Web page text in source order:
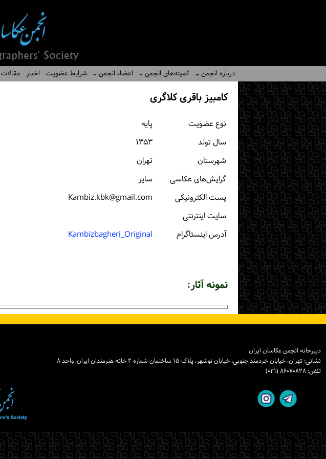
درباره انجمن کمیته‌های انجمن اعضاء انجمن شرایط عضویت اخبار مقالات
کامبیز باقری کلاگری
نوع عضویت
پایه
سال تولد
۱۳۵۳
شهرستان
تهران
گرایش‌های عکاسی
سایر
پست الكترونیكی
Kambiz.kbk@gmail.com
سایت اینترنتی
آدرس اینستاگرام
Kambizbagheri_Original
نمونه آثار:
دبیرخانه انجمن عکاسان ایران
نشانی: تهران، خیابان خردمند جنوبی، خیابان نوشهر، پلاک ۱۵ ساختمان شماره ۲ خانه هنرمندان ایران، واحد ۸
تلفن: ۸۶۰۷۰۸۲۸ (۰۲۱)